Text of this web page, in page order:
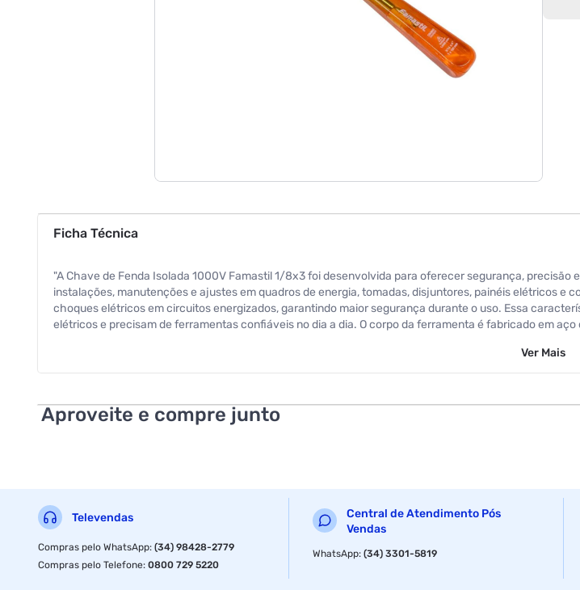
Ficha Técnica
"A Chave de Fenda Isolada 1000V Famastil 1/8x3 foi desenvolvida para oferecer segurança,
instalações, manutenções e ajustes em quadros de energia, tomadas, disjuntores, painéis elétricos
choques elétricos em circuitos energizados, garantindo maior segurança durante o uso. Essa
elétricos e precisam de ferramentas confiáveis no dia a dia. O corpo da ferramenta é fabricado em
oferece precisão no encaixe em parafusos, permitindo aplicação de torque adequada sem danificar
Ver Mais
Aproveite e compre junto
Televendas
Compras pelo WhatsApp:(34) 98428-2779
Compras pelo Telefone:0800 729 5220
Central de Atendimento Pós
Vendas
WhatsApp:(34) 3301-5819